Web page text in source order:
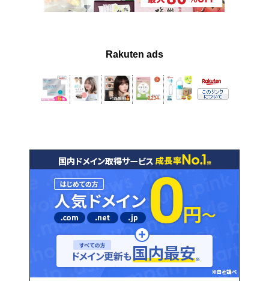
Rakuten ads